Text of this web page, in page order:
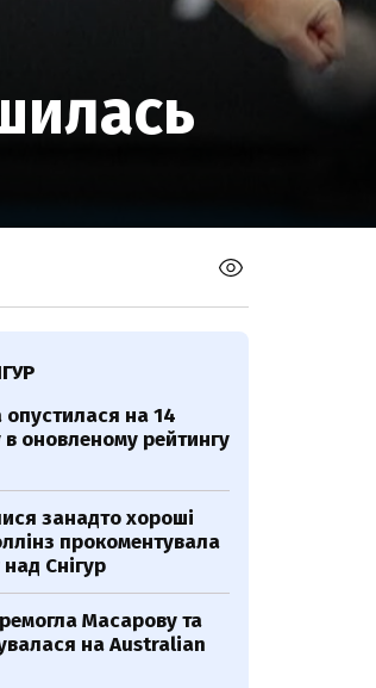
опустилася на 14
в оновленому рейтингу
занадто хороші
прокоментувала
Снігур
Масарову та
на Australian